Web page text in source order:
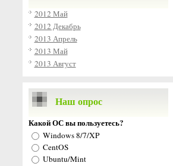
2012 Май
2012 Декабрь
2013 Апрель
2013 Май
2013 Август
Наш опрос
Какой ОС вы пользуетесь?
Windows 8/7/XP
CentOS
Ubuntu/Mint